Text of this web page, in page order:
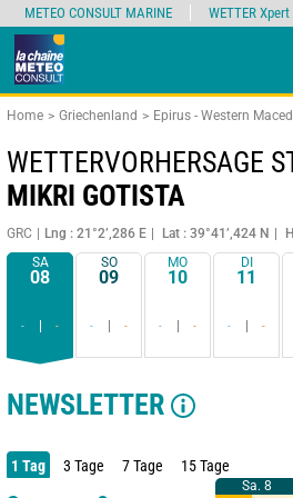
Home Griechenland Epirus - Western
WETTERVORHERSAGE
MIKRI GOTISTA
GRC Lng : 21°2’,286 E Lat : 39°41’,424 N
SA
08
- -
SO
09
- -
MO
10
- -
DI
11
- -
NEWSLETTER
1 Tag 3 Tage 7 Tage 15 Tage
Sa. 8
Sa. 8
METEO CONSULT MARINE WETTER